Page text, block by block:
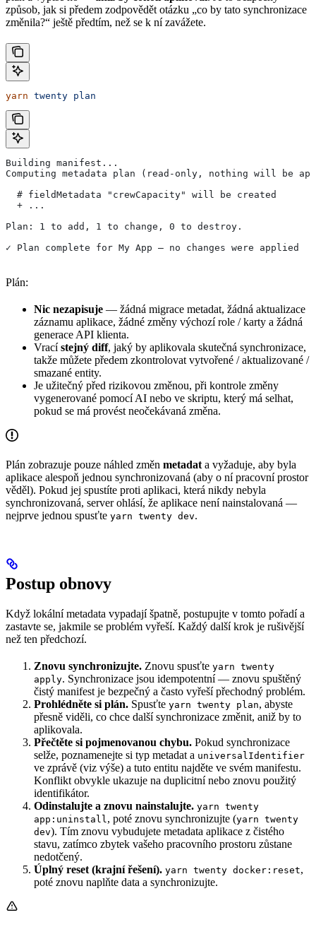
způsob, jak si předem zodpovědět otázku „co by tato synchronizace
změnila?“ ještě předtím, než se k ní zavážete.
yarn twenty plan
Building manifest...
Computing metadata plan (read-only, nothing will be
  # fieldMetadata "crewCapacity" will be created
  + ...
Plan: 1 to add, 1 to change, 0 to destroy.
✓ Plan complete for My App — no changes were applied
Plán:
Nic nezapisuje — žádná migrace metadat, žádná aktualizace
záznamu aplikace, žádné změny výchozí role / karty a žádná
generace API klienta.
Vracístejný diff, jaký by aplikovala skutečná synchronizace,
takže můžete předem zkontrolovat vytvořené / aktualizované /
smazané entity.
Je užitečný před rizikovou změnou, při kontrole změny
vygenerované pomocí AI nebo ve skriptu, který má selhat,
pokud se má provést neočekávaná změna.
Plán zobrazuje pouze náhled změn metadat a vyžaduje, aby byla
aplikace alespoň jednou synchronizovaná (aby o ní pracovní prostor
věděl). Pokud jej spustíte proti aplikaci, která nikdy nebyla
synchronizovaná, server ohlásí, že aplikace není nainstalovaná —
nejprve jednou spusťte yarn twenty dev.
Postup obnovy
Když lokální metadata vypadají špatně, postupujte v tomto pořadí a
zastavte se, jakmile se problém vyřeší. Každý další krok je rušivější
než ten předchozí.
Znovu synchronizujte. Znovu spusťte yarn twenty
apply. Synchronizace jsou idempotentní — znovu spuštěný
čistý manifest je bezpečný a často vyřeší přechodný problém.
Prohlédněte si plán. Spusťte yarn twenty plan, abyste
přesně viděli, co chce další synchronizace změnit, aniž by to
aplikovala.
Přečtěte si pojmenovanou chybu. Pokud synchronizace
selže, poznamenejte si typ metadat a universalIdentifier
ve zprávě (viz výše) a tuto entitu najděte ve svém manifestu.
Konflikt obvykle ukazuje na duplicitní nebo znovu použitý
identifikátor.
Odinstalujte a znovu nainstalujte. yarn twenty
app:uninstall, poté znovu synchronizujte (yarn twenty
dev). Tím znovu vybudujete metadata aplikace z čistého
stavu, zatímco zbytek vašeho pracovního prostoru zůstane
nedotčený.
Úplný reset (krajní řešení). yarn twenty docker:reset,
poté znovu naplňte data a synchronizujte.